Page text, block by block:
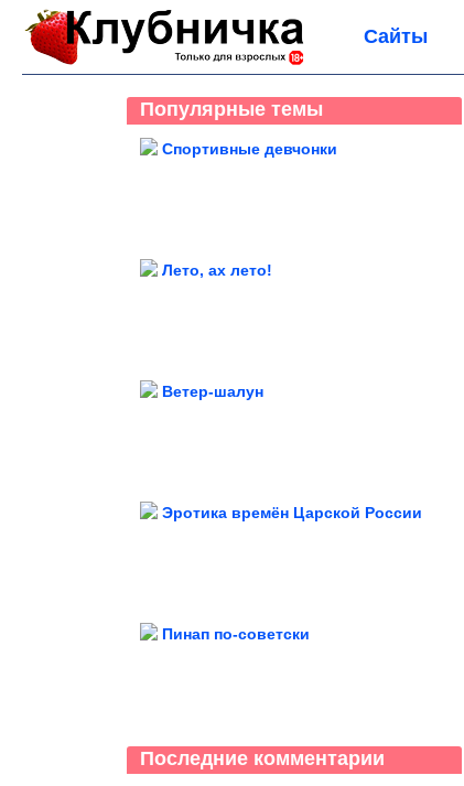
Сайты
Популярные темы
Спортивные девчонки
Лето, ах лето!
Ветер-шалун
Эротика времён Царской России
Пинап по-советски
Последние комментарии